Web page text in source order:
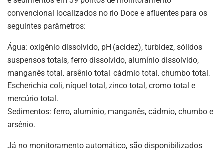
convencional localizados no rio Doce e afluentes para os
seguintes parâmetros:
Água: oxigênio dissolvido, pH (acidez), turbidez, sólidos
suspensos totais, ferro dissolvido, alumínio dissolvido,
manganês total, arsênio total, cádmio total, chumbo total,
Escherichia coli, níquel total, zinco total, cromo total e
mercúrio total.
Sedimentos: ferro, alumínio, manganês, cádmio, chumbo e
arsênio.
Já no monitoramento automático, são disponibilizados